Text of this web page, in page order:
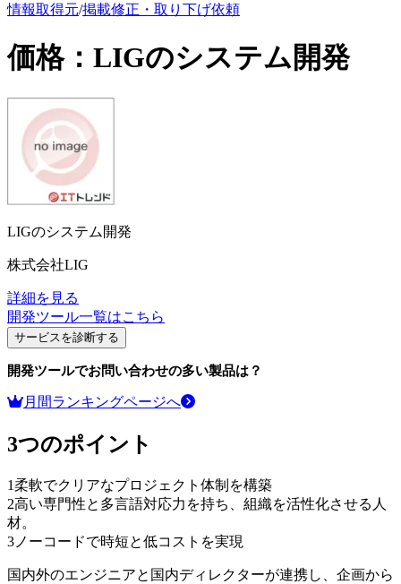
情報取得元/掲載修正・取り下げ依頼
価格： LIGのシステム開発
LIGのシステム開発
株式会社LIG
詳細を見る
開発ツール一覧はこちら
サービスを診断する
開発ツールでお問い合わせの多い製品は？
月間ランキングページへ
3つのポイント
1柔軟でクリアなプロジェクト体制を構築
2高い専門性と多言語対応力を持ち、組織を活性化させる人
材。
3 ノーコードで時短と低コストを実現
国内外のエンジニアと国内ディレクターが連携し、企画から